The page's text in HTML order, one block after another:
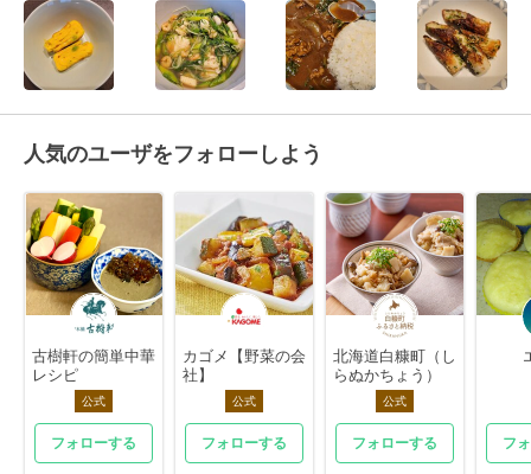
人気のユーザをフォローしよう
古樹軒の簡単中華
レシピ
公式
フォローする
カゴメ【野菜の会
社】
公式
フォローする
北海道白糠町（し
らぬかちょう）
公式
フォローする フ